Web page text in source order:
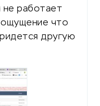
не работает
ощущение что
другую